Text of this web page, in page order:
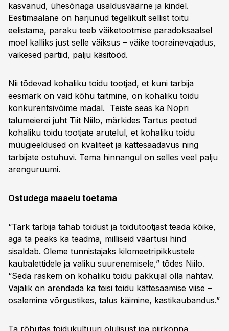
kasvanud, ühesõnaga usaldusväärne ja kindel.
Eestimaalane on harjunud tegelikult sellist toitu
eelistama, paraku teeb väiketootmise paradoksaalsel
moel kalliks just selle väiksus – väike toorainevajadus,
väikesed partiid, palju käsitööd.
Nii tõdevad kohaliku toidu tootjad, et kuni tarbija
eesmärk on vaid kõhu täitmine, on kohaliku toidu
konkurentsivõime madal. Teiste seas ka Nopri
talumeierei juht Tiit Niilo, märkides Tartus peetud
kohaliku toidu tootjate arutelul, et kohaliku toidu
müügieeldused on kvaliteet ja kättesaadavus ning
tarbijate ostuhuvi. Tema hinnangul on selles veel palju
arenguruumi.
Ostudega maaelu toetama
“Tark tarbija tahab toidust ja toidutootjast teada kõike,
aga ta peaks ka teadma, milliseid väärtusi hind
sisaldab. Oleme tunnistajaks kilomeetripikkustele
kaubalettidele ja valiku suurenemisele,” tõdes Niilo.
“Seda raskem on kohaliku toidu pakkujal olla nähtav.
Vajalik on arendada ka teisi toidu kättesaamise viise –
osalemine võrgustikes, talus käimine, kastikaubandus.”
Ta rõhutas toidukultuuri olulisust iga piirkonna